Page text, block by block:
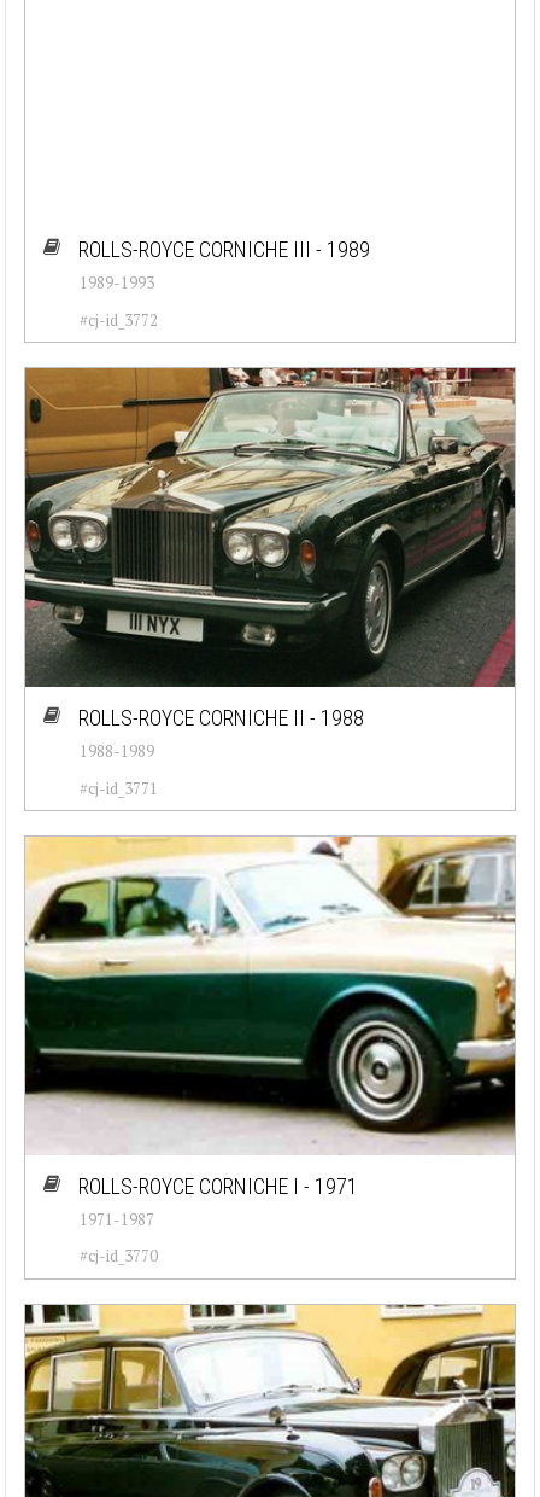
ROLLS-ROYCE CORNICHE III - 1989
1989-1993
#cj-id_3772
ROLLS-ROYCE CORNICHE II - 1988
1988-1989
#cj-id_3771
ROLLS-ROYCE CORNICHE I - 1971
1971-1987
#cj-id_3770